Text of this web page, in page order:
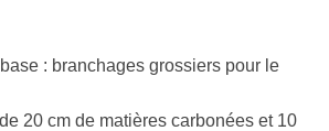
: branchages grossiers pour le
20 cm de matières carbonées et 10